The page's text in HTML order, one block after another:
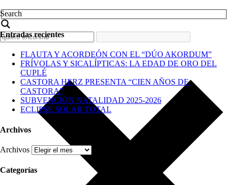
Search
Entradas recientes
FLAUTA Y ACORDEÓN CON EL “DÚO AKORDUM”
FRÍVOLAS Y SICALÍPTICAS: LA EDAD DE ORO DEL
CUPLÉ
CASTORA HERZ PRESENTA “CIEN AÑOS DE
CASTORA”
SUBVENCIÓN NATALIDAD 2025-2026
ECLIPSE SOLAR TOTAL
Archivos
Archivos
Categorías